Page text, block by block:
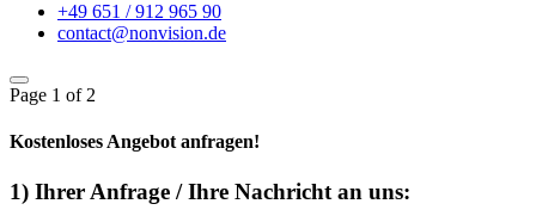
+49 651 / 912 965 90
contact@nonvision.de
Page 1 of 2
Kostenloses Angebot anfragen!
1) Ihrer Anfrage / Ihre Nachricht an uns: